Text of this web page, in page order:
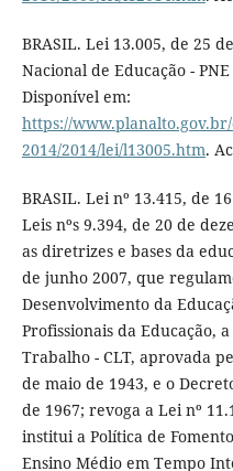
BRASIL. Lei 13.005, de 25
Nacional de Educação -
Disponível em:
https://www.planalto.gov.br/
2014/2014/lei/l13005.htm.
BRASIL. Lei nº 13.415, de
Leis nºs 9.394, de 20 de
as diretrizes e bases da
de junho 2007, que
Desenvolvimento da
Profissionais da Educação,
Trabalho - CLT, aprovada
de maio de 1943, e o
de 1967; revoga a Lei nº
institui a Política de
Ensino Médio em Tempo